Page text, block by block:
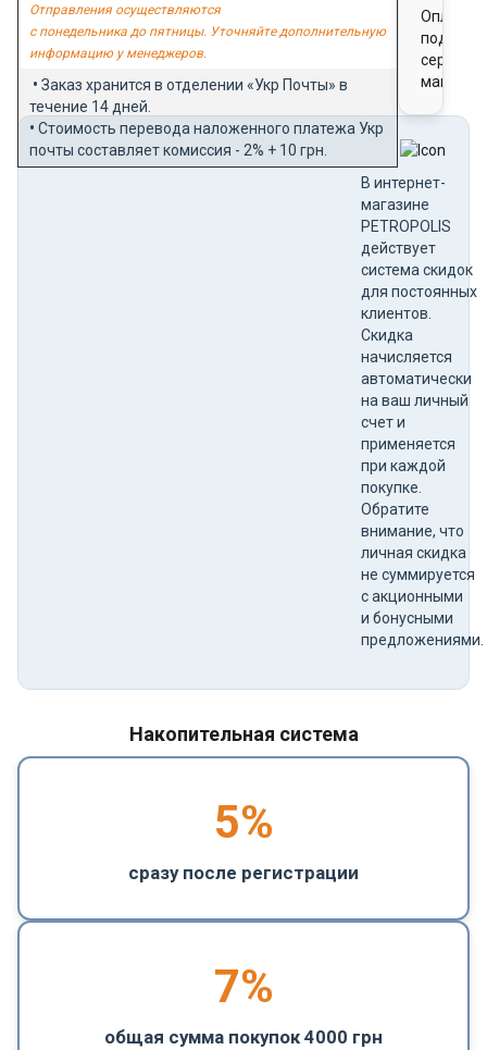
Отправления осуществляются
с понедельника до пятницы. Уточняйте дополнительную
информацию у менеджеров.
• Заказ хранится в отделении «Укр Почты» в
течение 14 дней.
• Стоимость перевода наложенного платежа Укр
почты составляет комиссия - 2% + 10 грн.
Оплата
В интернет-
магазине
PETROPOLIS
действует
система скидок
для постоянных
клиентов.
Скидка
начисляется
автоматически
на ваш личный
счет и
применяется
при каждой
покупке.
Обратите
внимание, что
личная скидка
не суммируется
с акционными
и бонусными
предложениями.
Накопительная система
5%
сразу после регистрации
7%
общая сумма покупок 4000 грн